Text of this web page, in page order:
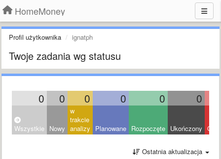
HomeMoney
Profil użytkownika ignatph
Twoje zadania wg statusu
0 0 0 0 0 0
Wszystkie Nowy
w
trakcie
analizy
Planowane Rozpoczęte Ukończony
Ostatnia aktualizacja